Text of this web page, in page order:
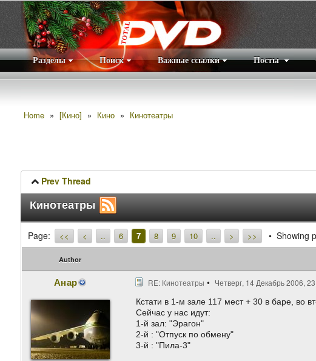
Разделы Поиск Важные ссылки Посты
Home » [Кино] » Кино » Кинотеатры
Prev Thread
Кинотеатры
Page: << < .. 6 7 8 9 10 .. > >> Showing
Author
Анар RE: Кинотеатры Четверг, 14 Декабрь 2006,
Кстати в 1-м зале 117 мест + 30 в баре, во
Сейчас у нас идут:
1-й зал: "Эрагон"
2-й : "Отпуск по обмену"
3-й : "Пила-3"